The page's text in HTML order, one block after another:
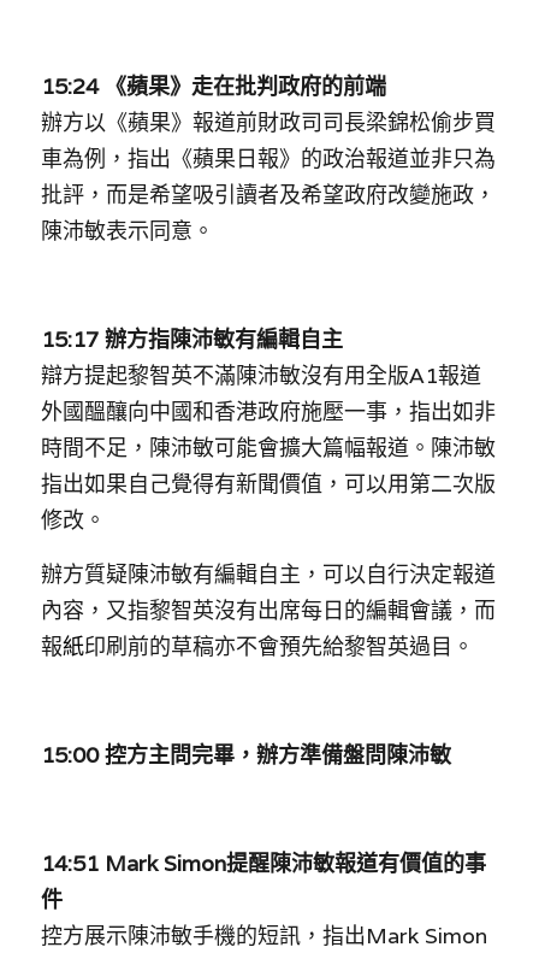
15:24 《蘋果》 走在批判政府的前端
辦方以《蘋果》報道前財政司司長梁錦松偷步買
車為例，指出《蘋果日報》的政治報道並非只為
批評，而是希望吸引讀者及希望政府改變施政，
陳沛敏表示同意。
15:17 辦方指陳沛敏有編輯自主
辯方提起黎智英不滿陳沛敏沒有用全版A1報道
外國醞釀向中國和香港政府施壓一事，指出如非
時間不足，陳沛敏可能會擴大篇幅報道。陳沛敏
指出如果自己覺得有新聞價值，可以用第二次版
修改。
辦方質疑陳沛敏有編輯自主，可以自行決定報道
內容，又指黎智英沒有出席每日的編輯會議，而
報紙印刷前的草稿亦不會預先給黎智英過目。
15:00 控方主問完畢，辦方準備盤問陳沛敏
14:51 Mark Simon提醒陳沛敏報道有價值的事
件
控方展示陳沛敏手機的短訊，指出Mark Simon